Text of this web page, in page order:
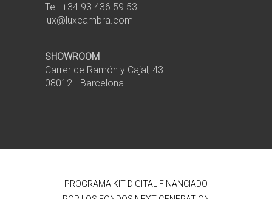
Tel. +34 93 436 59 53
lux@luxcambra.com
SHOWROOM
Carrer de Ramón y Cajal, 43
08012 - Barcelona
PROGRAMA KIT DIGITAL FINANCIADO